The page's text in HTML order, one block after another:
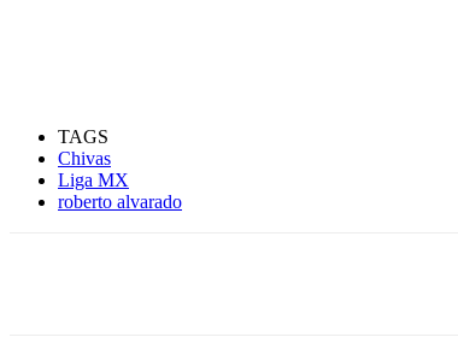
TAGS
Chivas
Liga MX
roberto alvarado